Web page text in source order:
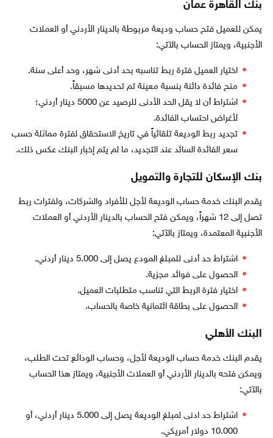
بنك القاهرة عمان
يمكن للعميل فتح حساب وديعة مربوطة بالدينار الأردني أو العملات
الأجنبية، ويمتاز الحساب بالآتي:
اختيار العميل فترة ربط تناسبه بحد أدنى شهر، وحد أعلى سنة.
منح فائدة دائنة بنسبة معينة تم تحديدها مسبقاً.
اشتراط أن لا يقل الحد الأدنى للرصيد عن 5000 دينار أردني؛
لأغراض احتساب الفائدة.
تجديد ربط الوديعة تلقائياً في تاريخ الاستحقاق لفترة مماثلة حسب
سعر الفائدة السائد عند التجديد، ما لم يتم إخبار البنك عكس ذلك.
بنك الإسكان للتجارة والتمويل
يقدم البنك خدمة حساب الوديعة لأجل للأفراد والشركات، ولفترات ربط
تصل إلى 12 شهراً، ويمكن فتح الحساب بالدينار الأردني أو العملات
الأجنبية المعتمدة، ويمتاز بالآتي:
اشتراط حد أدنى للمبلغ المودع يصل إلى 5.000 دينار أردني.
الحصول على فوائد مجزية.
اختيار فترة الربط التي تناسب متطلبات العميل.
الحصول على بطاقة ائتمانية خاصة بالحساب.
البنك الأهلي
يقدم البنك خدمة حساب الوديعة لأجل، وحساب الودائع تحت الطلب،
ويمكن فتحه بالدينار الأردني أو العملات الأجنبية، ويمتاز هذا الحساب
بالآتي:
اشتراط حد ادنى لمبلغ الوديعة يصل إلى 5.000 دينار أردني، أو
10.000 دولار أمريكي.